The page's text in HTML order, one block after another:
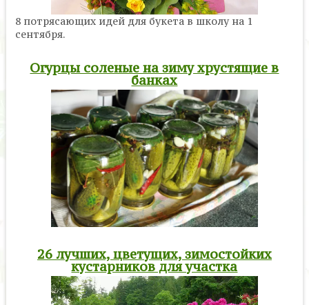
8 потрясающих идей для букета в школу на 1
сентября.
Огурцы соленые на зиму хрустящие в
банках
26 лучших, цветущих, зимостойких
кустарников для участка